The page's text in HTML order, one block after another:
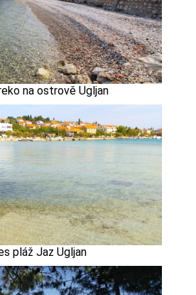
na ostrově Ugljan
pláž Jaz Ugljan